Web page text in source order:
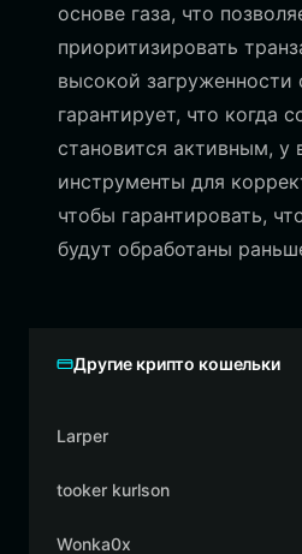
основе газа, что
приоритизировать
высокой загруженности
гарантирует, что когда
становится активным, у
инструменты для
чтобы гарантировать,
будут обработаны
Другие крипто кошельки
Larper
tooker kurlson
Wonka0x